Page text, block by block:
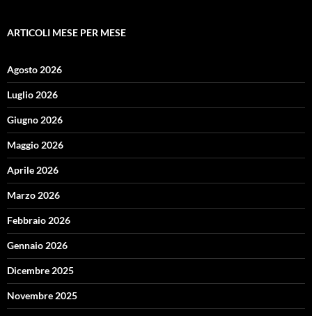
ARTICOLI MESE PER MESE
Agosto 2026
Luglio 2026
Giugno 2026
Maggio 2026
Aprile 2026
Marzo 2026
Febbraio 2026
Gennaio 2026
Dicembre 2025
Novembre 2025